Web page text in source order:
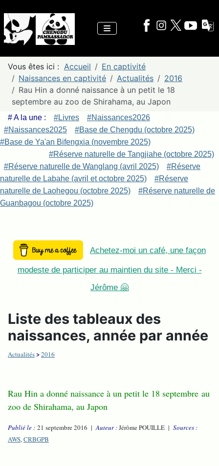
Vous êtes ici : Accueil
En captivité
Naissances en captivité
Actualités
2016
Rau Hin a donné naissance à un petit le 18
septembre au zoo de Shirahama, au Japon
# A la une : #Livres
#Naissances2026
#Naissances2025
#Base de Chengdu (octobre 2025)
#Base de Ya'an Bifengxia (novembre 2025)
#Réserve naturelle de Tangjiahe (octobre 2025)
#Réserve naturelle de Wanglang (avril 2025)
#Réserve
naturelle de Labahe (avril et octobre 2025)
#Réserve
naturelle de Laohegou (octobre 2025)
#Réserve naturelle de
Guanbagou (octobre 2025)
Achetez-moi un café, une façon
modeste de participer au maintien du site - Merci -
Jérôme 🤗
Liste des tableaux des
naissances, année par année
Actualités>2016
Rau Hin a donné naissance à un petit le 18 septembre au
zoo de Shirahama, au Japon
Publié le : 21 septembre 2016 |Auteur :Jérôme POUILLE | Sources :
AWS,CRBGPB